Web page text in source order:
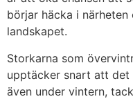
börjar häcka i
landskapet.
Storkarna som
upptäcker snart att
även under vintern,